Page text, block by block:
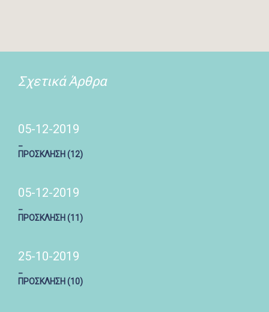
Σχετικά Άρθρα
05-12-2019
ΠΡΟΣΚΛΗΣΗ (12)
05-12-2019
ΠΡΟΣΚΛΗΣΗ (11)
25-10-2019
ΠΡΟΣΚΛΗΣΗ (10)